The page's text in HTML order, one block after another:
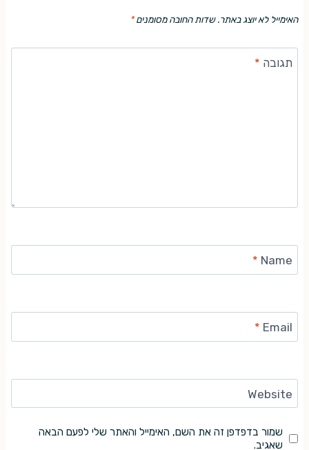
האימייל לא יוצג באתר. שדות החובה מסומנים*
תגובה *
Name
*
Email
*
Website
שמור בדפדפן זה את השם, האימייל והאתר שלי לפעם הבאה
שאגיב.